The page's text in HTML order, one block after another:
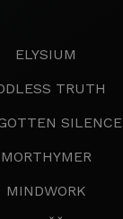
ELYSIUM
TRUTH
SILENCE
MORTHYMER
MINDWORK